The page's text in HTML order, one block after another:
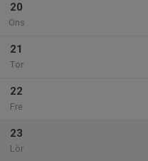
20
Ons
21
Tor
22
Fre
23
Lör